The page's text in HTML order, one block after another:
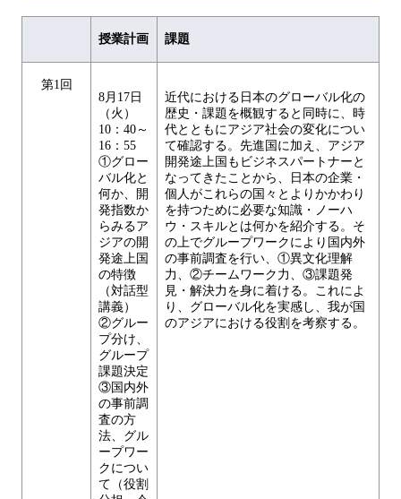
授業計画 課題
第1回
8月17日
（火）
10：40～
16：55
①グロー
バル化と
何か、開
発指数か
らみるア
ジアの開
発途上国
の特徴
（対話型
講義）
②グルー
プ分け、
グループ
課題決定
③国内外
の事前調
査の方
法、グル
ープワー
クについ
て（役割
近代における日本のグローバル化の
歴史・課題を概観すると同時に、時
代とともにアジア社会の変化につい
て確認する。先進国に加え、アジア
開発途上国もビジネスパートナーと
なってきたことから、日本の企業・
個人がこれらの国々とよりかかわり
を持つために必要な知識・ノーハ
ウ・スキルとは何かを紹介する。そ
の上でグループワークにより国内外
の事前調査を行い、①異文化理解
力、②チームワーク力、③課題発
見・解決力を身に着ける。これによ
り、グローバル化を実感し、我が国
のアジアにおける役割を考察する。